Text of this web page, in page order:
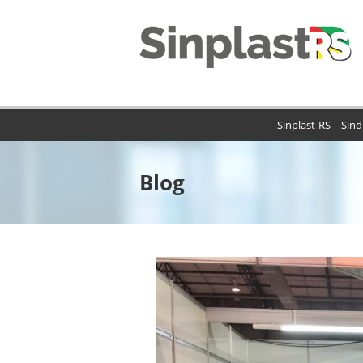
Sinplast-RS –
Blog